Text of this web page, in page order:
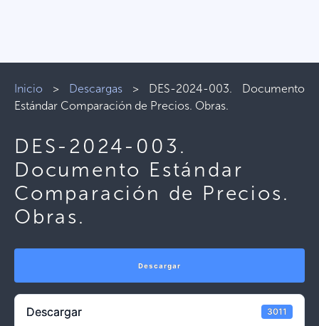
Inicio > Descargas > DES-2024-003. Documento
Estándar Comparación de Precios. Obras.
DES-2024-003.
Documento Estándar
Comparación de Precios.
Obras.
Descargar
Descargar 3011